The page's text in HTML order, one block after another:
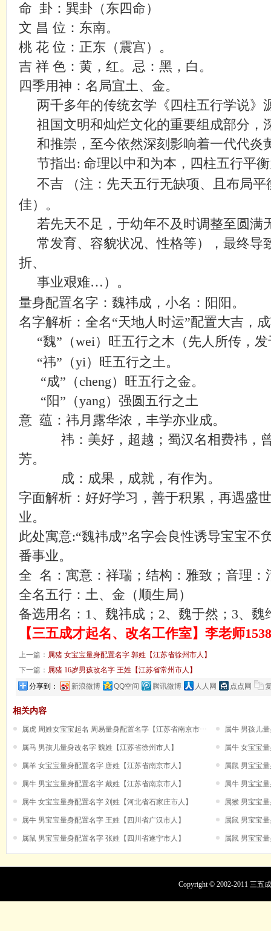
命 卦： 巽卦（东四命）
文 昌 位： 东南。
桃 花 位：正东（震宫） 。
吉 祥 色： 黄，红。忌： 黑，白 。
四季用神：名局宜土、金。
两千多年的传统玄学《四柱五行学说》
祖国文明和灿烂文化的重要组成部分，
和推崇，至今依然深刻影响着一代代炎
节指出: 命理以中和为本，四柱五行平
不吉
（注：先天五行无缺项、且布局
佳）。
若先天不足，于幼年不及时调整至圆满
常发育、容貌状况、性格等），最终导
折、
事业艰难…）。
量身配置名字： 魏祎成 ，小名： 阳阳。
名字解析：全名“天地人时运”配置大吉，
“魏”（wei）旺五行之木 （先人所传，
“祎”（yi） 旺五行之土。
“成”（cheng） 旺五行之金。
“阳”（yang）强圆五行之土
意 蕴： 祎月露华浓，丰学亦业成。
祎 ： 美好，超越 ； 蜀汉名相费祎，
芳。
成 ： 成果，成就，有作为。
字面解析： 好好学习，善于积累，再遇盛
业。
此处寓意:“魏祎成”名字会良性诱导宝宝不
番事业。
全 名：寓意：祥瑞；结构：雅致；音理：
全名五行：土、金（顺生局）
备选用名： 1、 魏祎成； 2、魏于然；3、魏
【三五成才起名、改名工作室】李老师
上一篇： 属猪 女宝宝量身配置名字 郭姓【江苏省徐州市人】
下一篇： 属猪 16岁男孩改名字 王姓【江苏省常州市人】
分享到：
新浪微博 QQ空间 腾讯微博 人人网 点点网
相关内容
属虎 周姓女宝宝起名 周易量身配置名字【江苏省南京市··· 属牛 男孩儿
属马 男孩儿量身改名字 魏姓【江苏省徐州市人】 属牛 女宝宝
属羊 女宝宝量身配置名字 唐姓【江苏省南京市人】 属鼠 男宝宝
属牛 男宝宝量身配置名字 戴姓【江苏省南京市人】 属牛 男宝宝
属牛 女宝宝量身配置名字 刘姓【河北省石家庄市人】 属猴 男宝宝
属牛 男宝宝量身配置名字 王姓【四川省广汉市人】 属鼠 男宝宝
属鼠 男宝宝量身配置名字 张姓【四川省遂宁市人】 属鼠 男宝宝
Copyright © 2002-2011 三五